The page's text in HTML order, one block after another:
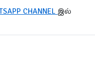
CHANNELஇல்